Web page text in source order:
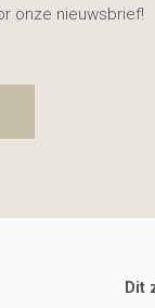
onze nieuwsbrief!
Dit